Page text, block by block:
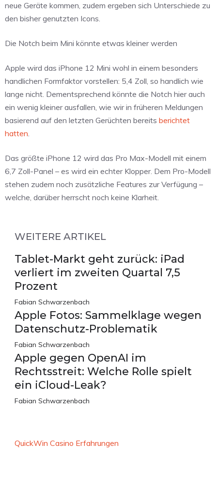
neue Geräte kommen, zudem ergeben sich Unterschiede zu
den bisher genutzten Icons.
Die Notch beim Mini könnte etwas kleiner werden
Apple wird das iPhone 12 Mini wohl in einem besonders
handlichen Formfaktor vorstellen: 5,4 Zoll, so handlich wie
lange nicht. Dementsprechend könnte die Notch hier auch
ein wenig kleiner ausfallen, wie wir in früheren Meldungen
basierend auf den letzten Gerüchten bereits berichtet
hatten
Das größte iPhone 12 wird das Pro Max-Modell mit einem
6,7 Zoll-Panel – es wird ein echter Klopper. Dem Pro-Modell
stehen zudem noch zusätzliche Features zur Verfügung –
welche, darüber herrscht noch keine Klarheit.
WEITERE ARTIKEL
Tablet-Markt geht zurück: iPad
verliert im zweiten Quartal 7,5
Prozent
Fabian Schwarzenbach
Apple Fotos: Sammelklage wegen
Datenschutz-Problematik
Fabian Schwarzenbach
Apple gegen OpenAI im
Rechtsstreit: Welche Rolle spielt
ein iCloud-Leak?
Fabian Schwarzenbach
QuickWin Casino Erfahrungen